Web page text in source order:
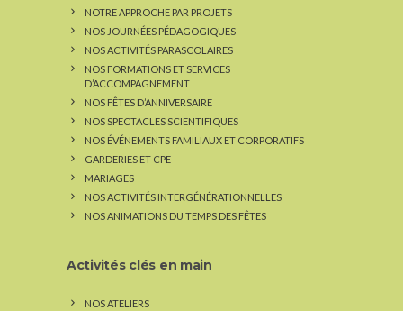
NOTRE APPROCHE PAR PROJETS
NOS JOURNÉES PÉDAGOGIQUES
NOS ACTIVITÉS PARASCOLAIRES
NOS FORMATIONS ET SERVICES
D’ACCOMPAGNEMENT
NOS FÊTES D’ANNIVERSAIRE
NOS SPECTACLES SCIENTIFIQUES
NOS ÉVÉNEMENTS FAMILIAUX ET CORPORATIFS
GARDERIES ET CPE
MARIAGES
NOS ACTIVITÉS INTERGÉNÉRATIONNELLES
NOS ANIMATIONS DU TEMPS DES FÊTES
Activités clés en main
NOS ATELIERS